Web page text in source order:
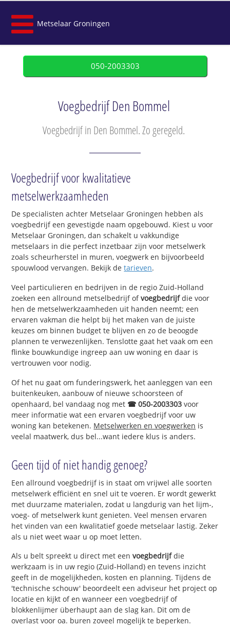
Metselaar Groningen
050-2003303
Voegbedrijf Den Bommel
Voegbedrijf in Den Bommel. Zo geregeld.
Voegbedrijf voor kwalitatieve
metselwerkzaamheden
De specialisten achter Metselaar Groningen hebben als
voegbedrijf een gevestigde naam opgebouwd. Kiest u voor
Metselaar Groningen, dan schakelt u vakkundige
metselaars in die perfect inzetbaar zijn voor metselwerk
zoals scheurherstel in muren, voegwerk en bijvoorbeeld
spouwlood vervangen. Bekijk detarieven.
Veel particulieren en bedrijven in de regio Zuid-Holland
zoeken een allround metselbedrijf ofvoegbedrijfdie voor
hen de metselwerkzaamheden uit handen neemt; een
ervaren vakman die helpt bij het maken van de juiste
keuzes om binnen budget te blijven en zo de beoogde
plannen te verwezenlijken. Tenslotte gaat het vaak om een
flinke bouwkundige ingreep aan uw woning en daar is
vertrouwen voor nodig.
Of het nu gaat om funderingswerk, het aanleggen van een
buitenkeuken, aanbouw of nieuwe schoorsteen of
openhaard, bel vandaag nog met ☎ 050-2003303 voor
meer informatie wat een ervaren voegbedrijf voor uw
woning kan betekenen. Metselwerken en voegwerken is
veelal maatwerk, dus bel...want iedere klus is anders.
Geen tijd of niet handig genoeg?
Een allround voegbedrijf is in staat om vrijwel alle soorten
metselwerk efficiënt en snel uit te voeren. Er wordt gewerkt
met duurzame materialen, zodat u langdurig van het lijm-,
voeg- of metselwerk kunt genieten. Veel mensen ervaren
het vinden van een kwalitatief goede metselaar lastig. Zeker
als u niet weet waar u op moet letten.
Als u belt spreekt u direct met eenvoegbedrijfdie
werkzaam is in uw regio (Zuid-Holland) en tevens inzicht
geeft in de mogelijkheden, kosten en planning. Tijdens de
'technische schouw' beoordeelt een adviseur het project op
locatie en kijkt of en wanneer een voegbedrijf of
blokkenlijmer überhaupt aan de slag kan. Dit om de
overlast voor oa. buren zoveel mogelijk te beperken.